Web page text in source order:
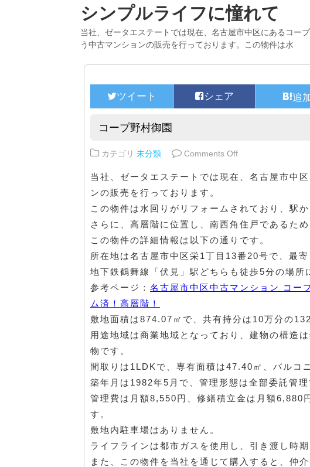
シンプルライフに憧れて
当社、ゼータエステートでは現在、名古屋市中区にあるコー
う中古マンションの販売を行っております。この物件は水
コープ野村御園
カテゴリ 未分類 Comments Offon コープ野村御園
当社、ゼータエステートでは現在、名古屋市中
ンの販売を行っております。
この物件は水回りがリフォームされており、駅
さらに、高層階に位置し、南西角住戸であるた
この物件の詳細情報は以下の通りです。
所在地は名古屋市中区栄1丁目13番20号で、最
地下鉄鶴舞線「伏見」駅どちらも徒歩5分の場所
参考ページ： 名古屋市中区中古マンション コー
ム済！高層階！
敷地面積は874.07㎡で、共有持分は10万分の
用途地域は商業地域となっており、建物の構造
物です。
間取りは1LDKで、専有面積は47.40㎡、バルコ
築年月は1982年5月で、管理形態は全部委託管理
管理費は月額8,550円、修繕積立金は月額6,880
す。
敷地内駐車場はありません。
ライフラインは都市ガスを使用し、引き渡し時
また、この物件を当社を通じて購入すると、仲